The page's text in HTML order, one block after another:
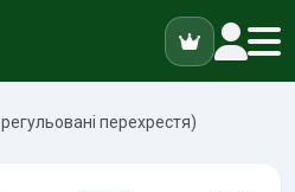
перехрестя)